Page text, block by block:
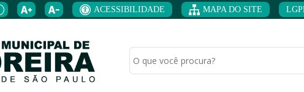
ACESSIBILIDADE MAPA DO SITE